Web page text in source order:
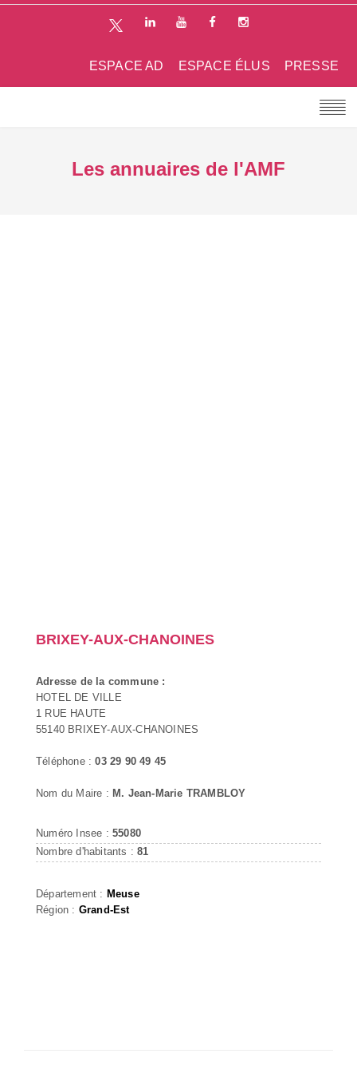
PRESSE
ESPACE ÉLUS
ESPACE AD
Les annuaires de l'AMF
BRIXEY-AUX-CHANOINES
Adresse de la commune :
HOTEL DE VILLE
1 RUE HAUTE
55140 BRIXEY-AUX-CHANOINES
Téléphone :03 29 90 49 45
Nom du Maire : M. Jean-Marie TRAMBLOY
Numéro Insee : 55080
Nombre d'habitants :81
Département : Meuse
Région : Grand-Est